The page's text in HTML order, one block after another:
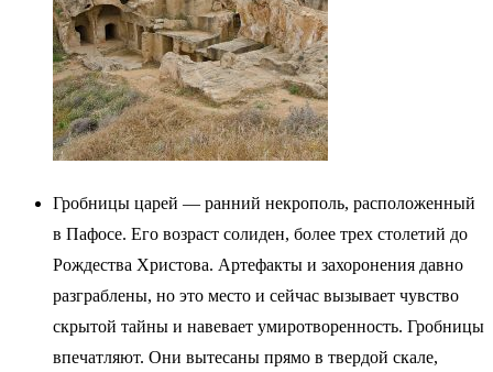
Гробницы царей — ранний некрополь, расположенный
в Пафосе. Его возраст солиден, более трех столетий до
Рождества Христова. Артефакты и захоронения давно
разграблены, но это место и сейчас вызывает чувство
скрытой тайны и навевает умиротворенность. Гробницы
впечатляют. Они вытесаны прямо в твердой скале,